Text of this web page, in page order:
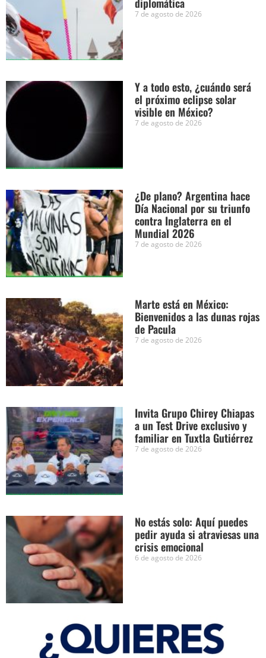
diplomática
7 de agosto de 2026
Y a todo esto, ¿cuándo será
el próximo eclipse solar
visible en México?
7 de agosto de 2026
¿De plano? Argentina hace
Día Nacional por su triunfo
contra Inglaterra en el
Mundial 2026
7 de agosto de 2026
Marte está en México:
Bienvenidos a las dunas rojas
de Pacula
7 de agosto de 2026
Invita Grupo Chirey Chiapas
a un Test Drive exclusivo y
familiar en Tuxtla Gutiérrez
7 de agosto de 2026
No estás solo: Aquí puedes
pedir ayuda si atraviesas una
crisis emocional
6 de agosto de 2026